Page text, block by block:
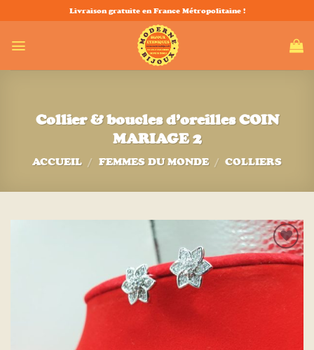
au
contenu
Livraison gratuite en France Métropolitaine !
Collier & boucles d’oreilles COIN
MARIAGE 2
ACCUEIL / FEMMES DU MONDE / COLLIERS
Ajouter
à la liste